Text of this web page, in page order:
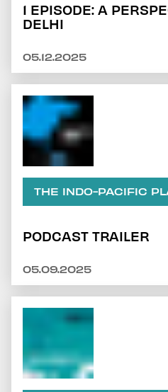
1 EPISODE: A
DELHI
05.12.2025
THE INDO-PACIFIC
PODCAST TRAILER
05.09.2025